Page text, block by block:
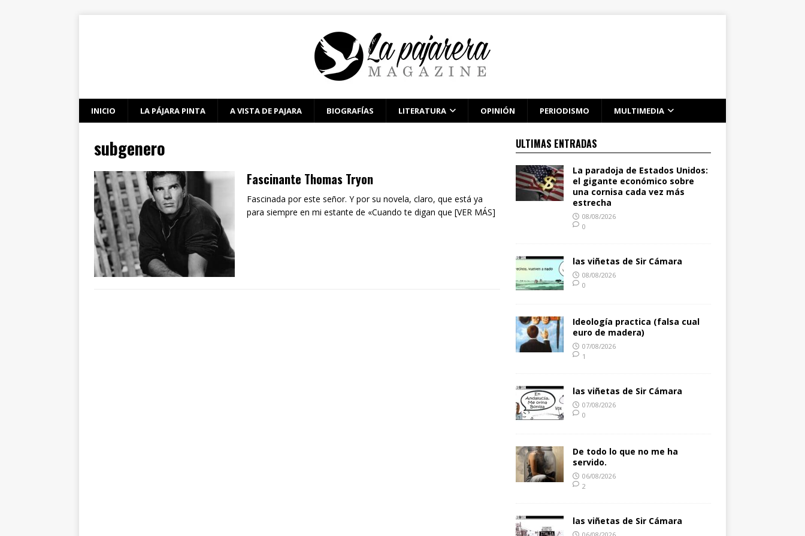
INICIO LA PÁJARA PINTA A VISTA DE PAJARA BIOGRAFÍAS LITERATURA OPINIÓN PERIODISMO MULTIMEDIA
subgenero
Fascinante Thomas Tryon
Fascinada por este señor. Y por su novela, claro, que está ya
para siempre en mi estante de «Cuando te digan que [VER MÁS]
ULTIMAS ENTRADAS
La paradoja de Estados Unidos:
el gigante económico sobre
una cornisa cada vez más
estrecha
08/08/2026
0
las viñetas de Sir Cámara
08/08/2026
0
Ideología practica (falsa cual
euro de madera)
07/08/2026
1
las viñetas de Sir Cámara
07/08/2026
0
De todo lo que no me ha
servido.
06/08/2026
2
las viñetas de Sir Cámara